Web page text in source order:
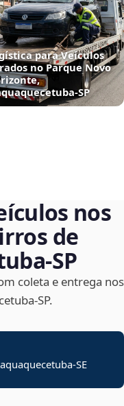
para Veículos
no Parque Novo
nos
de
coleta e entrega nos
-SE